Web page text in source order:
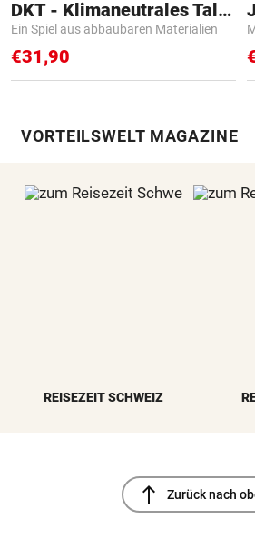
DKT - Klimaneutrales Talent
Ein Spiel aus abbaubaren Materialien
€31,90
VORTEILSWELT MAGAZINE
REISEZEIT SCHWEIZ
north Zurück nach